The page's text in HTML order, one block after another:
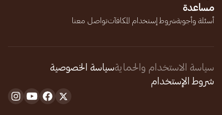
مساعدة
أسئلة وأجوبةشروط إستخدام المكافآتتواصل معنا
سياسة الاستخدام والحمايةسياسة الخصوصية
شروط الإستخدام